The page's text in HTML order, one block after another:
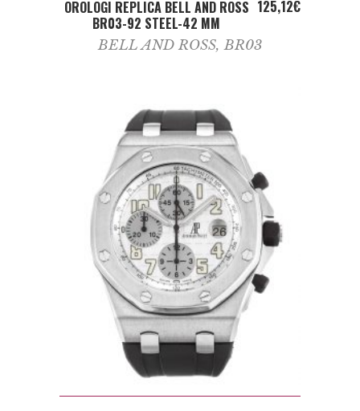
OROLOGI REPLICA BELL AND ROSS
BR03-92 STEEL-42 MM
125,12€
BELL AND ROSS,BR03